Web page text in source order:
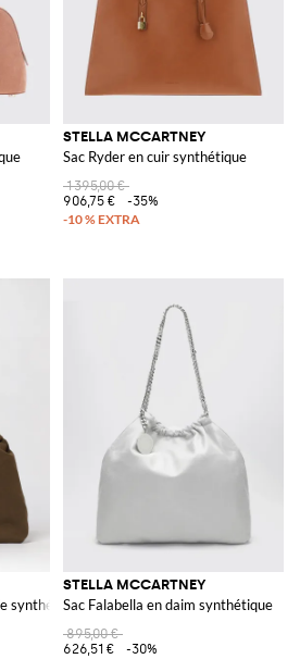
STELLA MCCARTNEY
Sac Ryder en cuir synthétique
1 395,00 €
906,75 €
-35%
synthétique
STELLA MCCARTNEY
Sac Falabella en daim synthétique
895,00 €
626,51 €
-30%